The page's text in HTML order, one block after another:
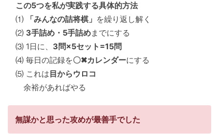
この5つを私が実践する具体的方法
⑴
「みんなの詰将棋」 を繰り返し解く
⑵ 3手詰め・5手詰めまでにする
⑶ 1日に、 3問×5セット=15問
⑷ 毎日の記録を〇✖カレンダーにする
⑸ これは目からウロコ
余裕があればやる
無謀かと思った攻めが最善手でした